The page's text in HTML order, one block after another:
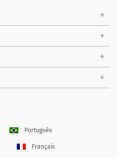
Português
Français